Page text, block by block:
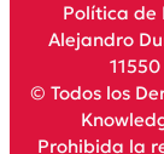
Política de
Alejandro
© Todos los
Prohibida la